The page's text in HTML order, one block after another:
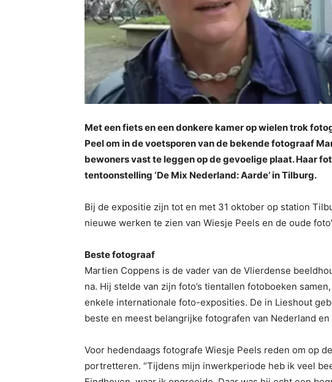
Met een fiets en een donkere kamer op wielen trok
Peel om in de voetsporen van de bekende fotograaf
bewoners vast te leggen op de gevoelige plaat. Haar
tentoonstelling ‘De Mix Nederland: Aarde’ in Tilburg.
Bij de expositie zijn tot en met 31 oktober op station
nieuwe werken te zien van Wiesje Peels en de oude
Beste fotograaf
Martien Coppens is de vader van de Vlierdense
na. Hij stelde van zijn foto’s tientallen fotoboeken
enkele internationale foto-exposities. De in Lieshout
beste en meest belangrijke fotografen van Nederland
Voor hedendaags fotografe Wiesje Peels reden om op
portretteren. “Tijdens mijn inwerkperiode heb ik veel